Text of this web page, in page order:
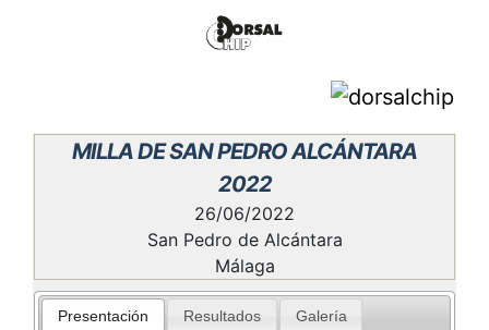
MILLA DE SAN PEDRO ALCÁNTARA
2022
26/06/2022
San Pedro de Alcántara
Málaga
Presentación Resultados Galería